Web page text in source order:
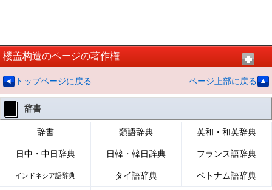
楼盖构造のページの著作権
トップページに戻る ページ上部に戻る
辞書
辞書 類語辞典 英和・和英辞典
日中・中日辞典 日韓・韓日辞典 フランス語辞典
インドネシア語辞典 タイ語辞典 ベトナム語辞典